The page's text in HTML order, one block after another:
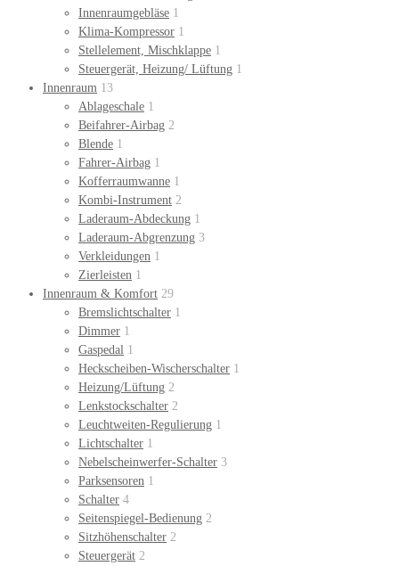
Innenraumgebläse 1
Klima-Kompressor 1
Stellelement, Mischklappe 1
Steuergerät, Heizung/ Lüftung 1
Innenraum 13
Ablageschale 1
Beifahrer-Airbag 2
Blende 1
Fahrer-Airbag 1
Kofferraumwanne 1
Kombi-Instrument 2
Laderaum-Abdeckung 1
Laderaum-Abgrenzung 3
Verkleidungen 1
Zierleisten 1
Innenraum & Komfort 29
Bremslichtschalter 1
Dimmer 1
Gaspedal 1
Heckscheiben-Wischerschalter 1
Heizung/Lüftung 2
Lenkstockschalter 2
Leuchtweiten-Regulierung 1
Lichtschalter 1
Nebelscheinwerfer-Schalter 3
Parksensoren 1
Schalter 4
Seitenspiegel-Bedienung 2
Sitzhöhenschalter 2
Steuergerät 2